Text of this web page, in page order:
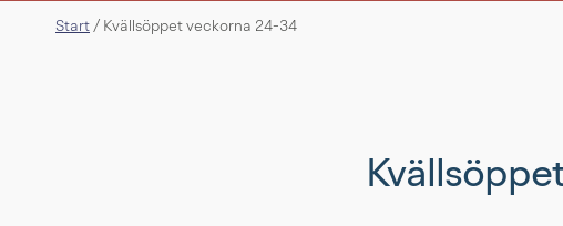
Start / Kvällsöppet veckorna 24-34